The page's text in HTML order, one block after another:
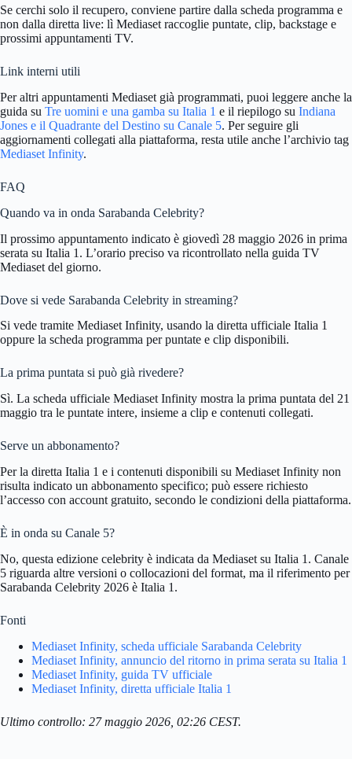
Se cerchi solo il recupero, conviene partire dalla scheda programma e
non dalla diretta live: lì Mediaset raccoglie puntate, clip, backstage e
prossimi appuntamenti TV.
Link interni utili
Per altri appuntamenti Mediaset già programmati, puoi leggere anche la
guida su Tre uomini e una gamba su Italia 1 e il riepilogo su Indiana
Jones e il Quadrante del Destino su Canale 5. Per seguire gli
aggiornamenti collegati alla piattaforma, resta utile anche l’archivio tag
Mediaset Infinity.
FAQ
Quando va in onda Sarabanda Celebrity?
Il prossimo appuntamento indicato è giovedì 28 maggio 2026 in prima
serata su Italia 1. L’orario preciso va ricontrollato nella guida TV
Mediaset del giorno.
Dove si vede Sarabanda Celebrity in streaming?
Si vede tramite Mediaset Infinity, usando la diretta ufficiale Italia 1
oppure la scheda programma per puntate e clip disponibili.
La prima puntata si può già rivedere?
Sì. La scheda ufficiale Mediaset Infinity mostra la prima puntata del 21
maggio tra le puntate intere, insieme a clip e contenuti collegati.
Serve un abbonamento?
Per la diretta Italia 1 e i contenuti disponibili su Mediaset Infinity non
risulta indicato un abbonamento specifico; può essere richiesto
l’accesso con account gratuito, secondo le condizioni della piattaforma.
È in onda su Canale 5?
No, questa edizione celebrity è indicata da Mediaset su Italia 1. Canale
5 riguarda altre versioni o collocazioni del format, ma il riferimento per
Sarabanda Celebrity 2026 è Italia 1.
Fonti
Mediaset Infinity, scheda ufficiale Sarabanda Celebrity
Mediaset Infinity, annuncio del ritorno in prima serata su Italia 1
Mediaset Infinity, guida TV ufficiale
Mediaset Infinity, diretta ufficiale Italia 1
Ultimo controllo: 27 maggio 2026, 02:26 CEST.